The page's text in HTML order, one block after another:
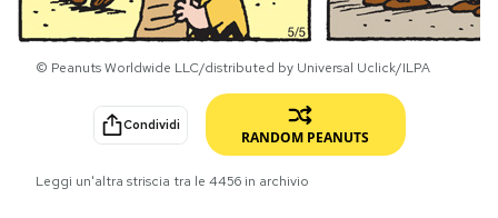
PODCAST
NEWSLETTER
© Peanuts Worldwide LLC/distributed by Universal Uclick/ILPA
Condividi
RANDOM PEANUTS
Leggi un'altra striscia tra le 4456 in archivio